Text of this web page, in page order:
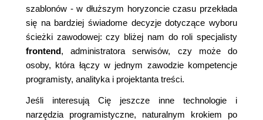
szablonów - w dłuższym horyzoncie czasu przekłada
się na bardziej świadome decyzje dotyczące wyboru
ścieżki zawodowej: czy bliżej nam do roli specjalisty
frontend, administratora serwisów, czy może do
osoby, która łączy w jednym zawodzie kompetencje
programisty, analityka i projektanta treści.
Jeśli interesują Cię jeszcze inne technologie i
narzędzia programistyczne, naturalnym krokiem po